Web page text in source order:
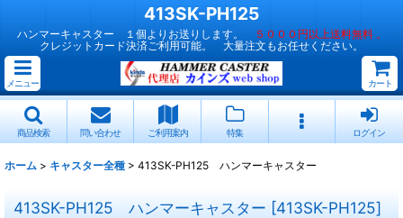
413SK-PH125
ハンマーキャスター １個よりお送りします。
５０００円以上送料無料 。
クレジットカード決済ご利用可能。 大量注文もお任せください。
メニュー カート
商品検索 問い合わせ ご利用案内 特集 ログイン
ホーム > キャスター全種 > 413SK-PH125 ハンマーキャスター
413SK-PH125 ハンマーキャスター [413SK-PH125]